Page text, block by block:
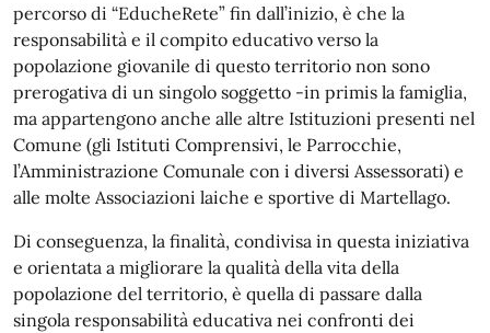
percorso di “EducheRete” fin dall’inizio, è che la
responsabilità e il compito educativo verso la
popolazione giovanile di questo territorio non sono
prerogativa di un singolo soggetto -in primis la famiglia,
ma appartengono anche alle altre Istituzioni presenti nel
Comune (gli Istituti Comprensivi, le Parrocchie,
l’Amministrazione Comunale con i diversi Assessorati) e
alle molte Associazioni laiche e sportive di Martellago.
Di conseguenza, la finalità, condivisa in questa iniziativa
e orientata a migliorare la qualità della vita della
popolazione del territorio, è quella di passare dalla
singola responsabilità educativa nei confronti dei